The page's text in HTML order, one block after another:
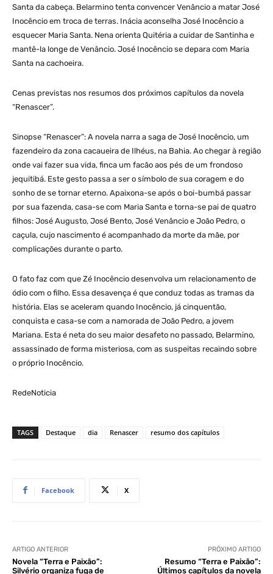
Santa da cabeça. Belarmino tenta convencer Venâncio a matar José
Inocêncio em troca de terras. Inácia aconselha José Inocêncio a
esquecer Maria Santa. Nena orienta Quitéria a cuidar de Santinha e
mantê-la longe de Venâncio. José Inocêncio se depara com Maria
Santa na cachoeira.
Cenas previstas nos resumos dos próximos capítulos da novela
“Renascer”.
Sinopse “Renascer”: A novela narra a saga de José Inocêncio, um
fazendeiro da zona cacaueira de Ilhéus, na Bahia. Ao chegar à região
onde vai fazer sua vida, finca um facão aos pés de um frondoso
jequitibá. Este gesto passa a ser o símbolo de sua coragem e do
sonho de se tornar eterno. Apaixona-se após o boi-bumbá passar
por sua fazenda, casa-se com Maria Santa e torna-se pai de quatro
filhos: José Augusto, José Bento, José Venâncio e João Pedro, o
caçula, cujo nascimento é acompanhado da morte da mãe, por
complicações durante o parto.
O fato faz com que Zé Inocêncio desenvolva um relacionamento de
ódio com o filho. Essa desavença é que conduz todas as tramas da
história. Elas se aceleram quando Inocêncio, já cinquentão,
conquista e casa-se com a namorada de João Pedro, a jovem
Mariana. Esta é neta do seu maior desafeto no passado, Belarmino,
assassinado de forma misteriosa, com as suspeitas recaindo sobre
o próprio Inocêncio.
RedeNoticia
TAGS Destaque dia Renascer resumo dos capítulos
Facebook X
ARTIGO ANTERIOR
Novela “Terra e Paixão”:
Silvério organiza fuga de
PRÓXIMO ARTIGO
Resumo “Terra e Paixão”:
Últimos capítulos da novela